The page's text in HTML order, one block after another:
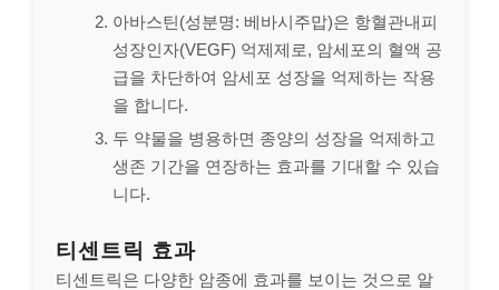
아바스틴(성분명: 베바시주맙)은 항혈관내피
성장인자(VEGF) 억제제로, 암세포의 혈액 공
급을 차단하여 암세포 성장을 억제하는 작용
을 합니다.
두 약물을 병용하면 종양의 성장을 억제하고
생존 기간을 연장하는 효과를 기대할 수 있습
니다.
티센트릭 효과
티센트릭은 다양한 암종에 효과를 보이는 것으로 알